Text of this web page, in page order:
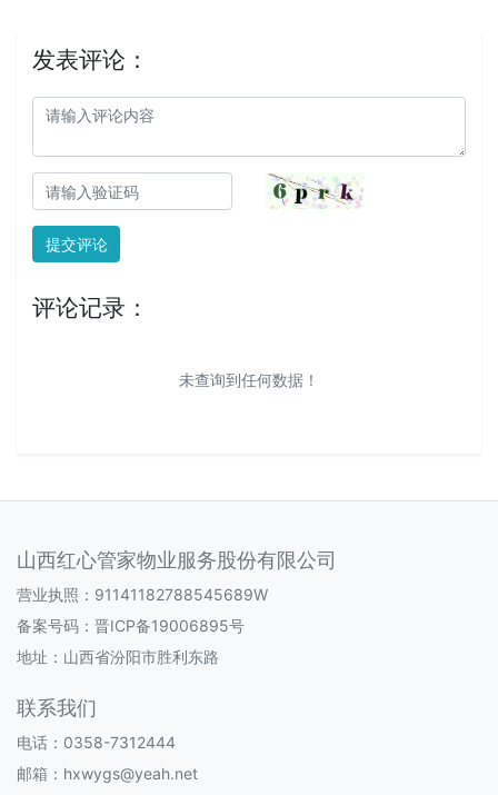
发表评论：
提交评论
评论记录：
未查询到任何数据！
山西红心管家物业服务股份有限公司
营业执照：91141182788545689W
备案号码： 晋ICP备19006895号
地址：山西省汾阳市胜利东路
联系我们
电话：0358-7312444
邮箱：hxwygs@yeah.net